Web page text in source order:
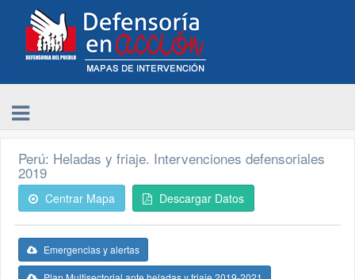
Perú: Heladas y friaje. Intervenciones defensoriales
2019
Centrar Mapa Descargar Datos
Emergencias y alertas